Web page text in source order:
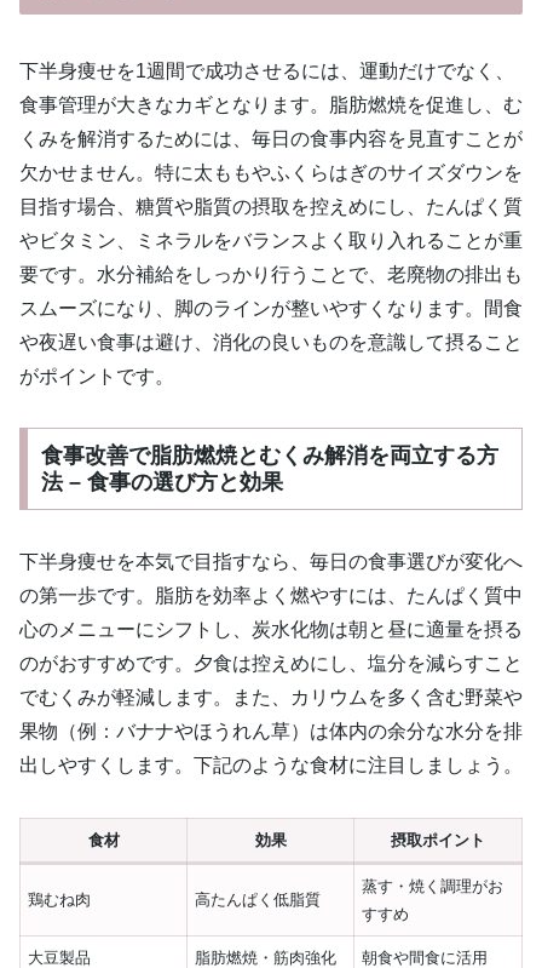
下半身痩せを1週間で成功させるには、運動だけでなく、
食事管理が大きなカギとなります。脂肪燃焼を促進し、む
くみを解消するためには、毎日の食事内容を見直すことが
欠かせません。特に太ももやふくらはぎのサイズダウンを
目指す場合、糖質や脂質の摂取を控えめにし、たんぱく質
やビタミン、ミネラルをバランスよく取り入れることが重
要です。水分補給をしっかり行うことで、老廃物の排出も
スムーズになり、脚のラインが整いやすくなります。間食
や夜遅い食事は避け、消化の良いものを意識して摂ること
がポイントです。
食事改善で脂肪燃焼とむくみ解消を両立する方
法 – 食事の選び方と効果
下半身痩せを本気で目指すなら、毎日の食事選びが変化へ
の第一歩です。脂肪を効率よく燃やすには、たんぱく質中
心のメニューにシフトし、炭水化物は朝と昼に適量を摂る
のがおすすめです。夕食は控えめにし、塩分を減らすこと
でむくみが軽減します。また、カリウムを多く含む野菜や
果物（例：バナナやほうれん草）は体内の余分な水分を排
出しやすくします。下記のような食材に注目しましょう。
食材 効果 摂取ポイント
鶏むね肉 高たんぱく低脂質
蒸す・焼く調理がお
すすめ
大豆製品 脂肪燃焼・筋肉強化 朝食や間食に活用